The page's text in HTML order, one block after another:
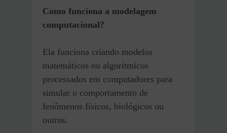
Como funciona a modelagem
computacional?
Ela funciona criando modelos
matemáticos ou algorítmicos
processados em computadores para
simular o comportamento de
fenômenos físicos, biológicos ou
outros.